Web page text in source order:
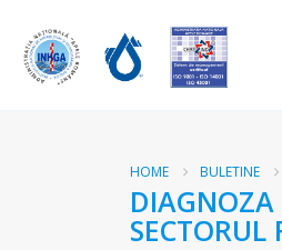
HOME BULETINE
DIAGNOZA